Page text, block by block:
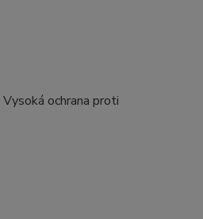
Vysoká ochrana proti